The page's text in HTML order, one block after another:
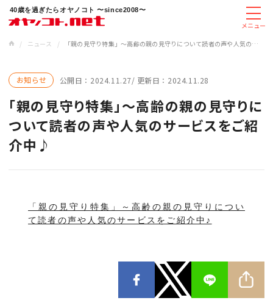
40歳を過ぎたらオヤノコト 〜since2008〜
メニュー
/
ニュース / 「親の見守り特集」～高齢の親の見守りについて読者の声や人気のサービスをご紹介中♪
お知らせ 公開日： 2024.11.27 更新日： 2024.11.28
「親の見守り特集」～高齢の親の見守りに
ついて読者の声や人気のサービスをご紹
介中♪
「親の見守り特集」～高齢の親の見守りについ
て読者の声や人気のサービスをご紹介中♪